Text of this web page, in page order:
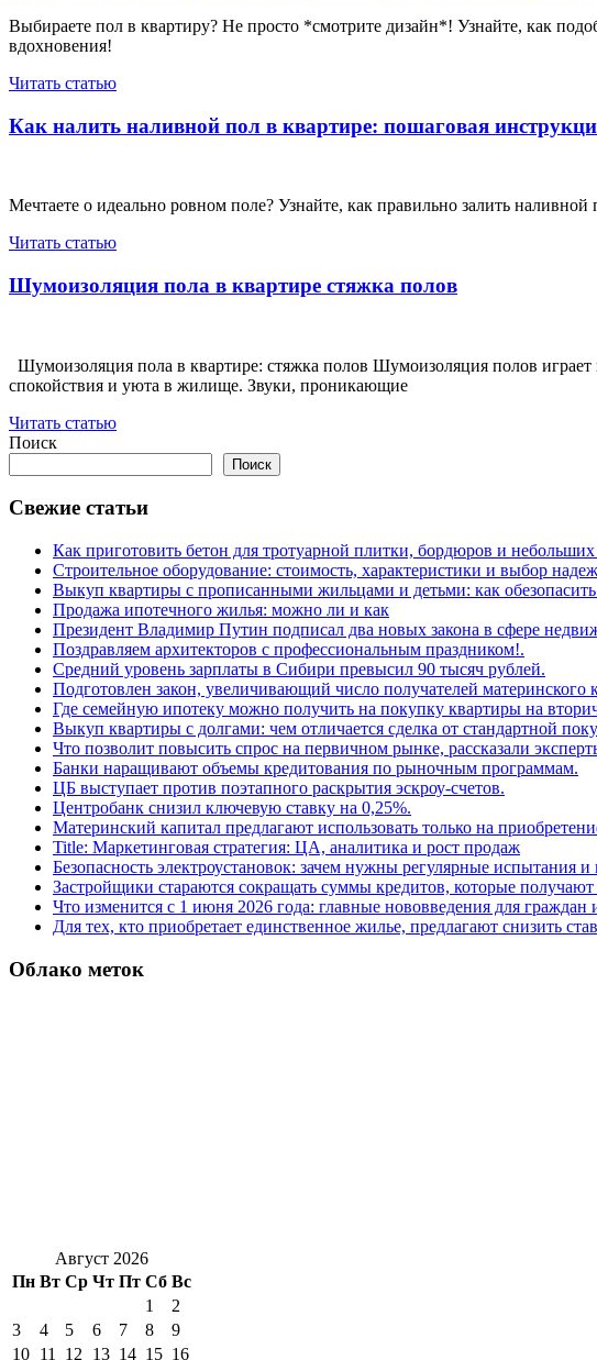
Выбираете пол в квартиру? Не просто *смотрите дизайн*! Узнайте, как
вдохновения!
Читать статью
Как налить наливной пол в квартире: пошаговая
Мечтаете о идеально ровном поле? Узнайте, как правильно залить
Читать статью
Шумоизоляция пола в квартире стяжка полов
Шумоизоляция пола в квартире: стяжка полов Шумоизоляция полов
спокойствия и уюта в жилище. Звуки, проникающие
Читать статью
Поиск
Поиск
Свежие статьи
Как приготовить бетон для тротуарной плитки, бордюров и небольших
Строительное оборудование: стоимость, характеристики и выбор
Выкуп квартиры с прописанными жильцами и детьми: как обезопасить
Продажа ипотечного жилья: можно ли и как
Президент Владимир Путин подписал два новых закона в сфере
Поздравляем архитекторов с профессиональным праздником!.
Средний уровень зарплаты в Сибири превысил 90 тысяч рублей.
Подготовлен закон, увеличивающий число получателей материнского
Где семейную ипотеку можно получить на покупку квартиры на
Выкуп квартиры с долгами: чем отличается сделка от стандартной
Что позволит повысить спрос на первичном рынке, рассказали
Банки наращивают объемы кредитования по рыночным программам.
ЦБ выступает против поэтапного раскрытия эскроу-счетов.
Центробанк снизил ключевую ставку на 0,25%.
Материнский капитал предлагают использовать только на
Title: Маркетинговая стратегия: ЦА, аналитика и рост продаж
Безопасность электроустановок: зачем нужны регулярные испытания и
Застройщики стараются сокращать суммы кредитов, которые получают
Что изменится с 1 июня 2026 года: главные нововведения для граждан
Для тех, кто приобретает единственное жилье, предлагают снизить
Облако меток
Август 2026
Пн Вт Ср Чт Пт Сб Вс
1
2
3
4 5 6 7 8
9
10 11 12 13 14 15 16